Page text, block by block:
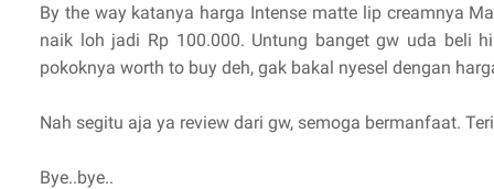
By the way katanya harga Intense matte lip creamnya
naik loh jadi Rp 100.000. Untung banget gw uda beli
pokoknya worth to buy deh, gak bakal nyesel dengan
Nah segitu aja ya review dari gw, semoga bermanfaat.
Bye..bye..